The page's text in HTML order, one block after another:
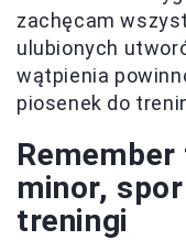
zachęcam
ulubionych
wątpienia
piosenek do
minor,
treningi